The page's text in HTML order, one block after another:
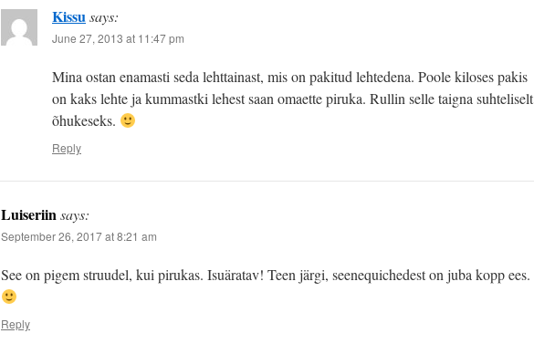
Kissusays:
June 27, 2013 at 11:47 pm
Mina ostan enamasti seda lehttainast, mis on pakitud lehtedena. Poole kiloses pakis
on kaks lehte ja kummastki lehest saan omaette piruka. Rullin selle taigna suhteliselt
õhukeseks.
Reply
Luiseriinsays:
September 26, 2017 at 8:21 am
See on pigem struudel, kui pirukas. Isuäratav! Teen järgi, seenequichedest on juba kopp ees.
Reply